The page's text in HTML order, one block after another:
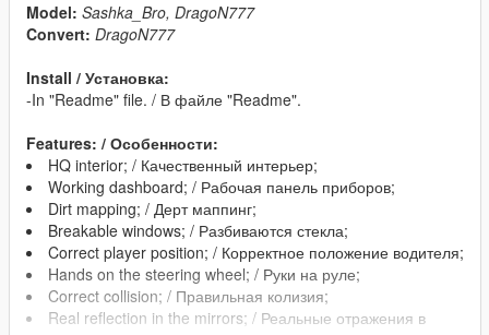
Model: Sashka_Bro, DragoN777
Convert: DragoN777
Install / Установка:
-In "Readme" file. / В файле "Readme".
Features: / Особенности:
HQ interior; / Качественный интерьер;
Working dashboard; / Рабочая панель приборов;
Dirt mapping; / Дерт маппинг;
Breakable windows; / Разбиваются стекла;
Correct player position; / Корректное положение водителя;
Hands on the steering wheel; / Руки на руле;
Correct collision; / Правильная колизия;
Real reflection in the mirrors; / Реальные отражения в